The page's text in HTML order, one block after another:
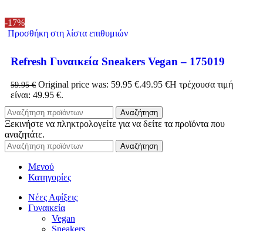
-17%
Προσθήκη στη λίστα επιθυμιών
Refresh Γυναικεία Sneakers Vegan – 175019
59.95€ Original price was: 59.95 €.49.95 €Η τρέχουσα τιμή
είναι: 49.95 €.
Αναζήτηση
Ξεκινήστε να πληκτρολογείτε για να δείτε τα προϊόντα που
αναζητάτε.
Αναζήτηση
Μενού
Κατηγορίες
Νέες Αφίξεις
Γυναικεία
Vegan
Sneakers